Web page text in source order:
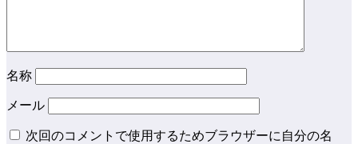
名称
メール
次回のコメントで使用するためブラウザーに自分の名